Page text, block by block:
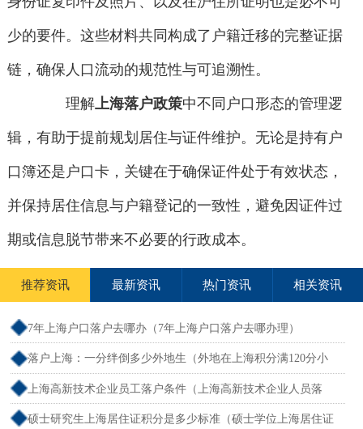
少的要件。这些材料共同构成了户籍迁移的完整证据
链，确保人口流动的规范性与可追溯性。
理解上海落户政策中不同户口形态的管理逻
辑，有助于提前规划居住与证件维护。无论是持有户
口簿还是户口卡，关键在于确保证件处于有效状态，
并保持居住信息与户籍登记的一致性，避免因证件过
期或信息脱节带来不必要的行政成本。
推荐资讯 最新资讯 热门资讯 相关资讯
7年上海户口落户去哪办（7年上海户口落户去哪办理）
落户上海：一分绊倒多少外地生（外地在上海积分满120分小
孩可以考上海大学吗）
上海高新技术企业员工落户条件（上海高新技术企业人员落
户）
硕士研究生上海居住证积分是多少标准（硕士学位上海居住证